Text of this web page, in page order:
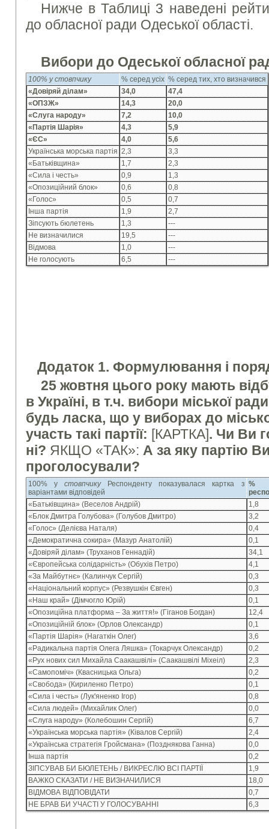
Нижче в Таблиці 3 наведені
до обласної ради Одеської області.
Вибори до Одеської обласної
100% у стовпчику % серед усіх % серед тих, хто визначився
«Довіряй ділам»
34,0
47,4
«ОПЗЖ»
14,3
20,0
«Слуга народу»
7,2
10,0
«Партія Шарія»
4,3
5,9
«ЄС»
4,0
5,6
Українська морська партія 2,3
3,3
«Батьківщина»
1,7
2,3
«Сила і честь»
0,9
1,3
«Опозиційний блок»
0,6
0,8
«Голос»
0,5
0,7
Інша партія
1,9
2,7
Зіпсують бюлетень
1,3
---
Не визначилися
19,5
---
Відмова
1,0
---
Не голосують
6,5 ---
Додаток 1. Формулювання і
25 жовтня цього року мають
в Україні, в т.ч. вибори міської
будь ласка, що у виборах до
участь такі партії: [КАРТКА]. Чи Ви
ні? ЯКЩО «ТАК»: А за яку партію
проголосували?
100% у стовпчику
Респонденту показувалася картка з
варіантами відповідей
%
«Батьківщина» (Веселов Андрій)
1,8
«Блок Дмитра Голубова» (Голубов Дмитро)
3,2
«Голос» (Делієва Наталя)
0,4
«Демократична сокира» (Мазур Анатолій)
0,1
«Довіряй ділам» (Труханов Геннадій)
34,1
«Європейська солідарність» (Обухів Петро)
4,1
«За Майбутнє» (Калинчук Сергій)
0,3
«Національний корпус» (Резвушкін Євген)
0,3
«Наш край» (Дімчогло Юрій)
0,1
«Опозиційна платформа – За життя!» (Гіганов Богдан)
12,4
«Опозиційній блок» (Орлов Олександр)
0,1
«Партія Шарія» (Нагаткін Олег)
3,6
«Радикальна партія Олега Ляшка» (Токарчук Олександр)
0,2
«Рух нових сил Михайла Саакашвілі» (Саакашвілі Міхеіл)
2,3
«Самопоміч» (Квасницька Ольга)
0,2
«Свобода» (Кириленко Петро)
0,1
«Сила і честь» (Лук'яненко Ігор)
0,8
«Сила людей» (Михайлик Олег)
0,0
«Слуга народу» (Колебошин Сергій)
6,7
«Українська морська партія» (Ківалов Сергій)
2,4
«Українська стратегія Гройсмана» (Позднякова Ганна)
0,0
Інша партія
0,2
ЗІПСУВАВ БИ БЮЛЕТЕНЬ / ВИКРЕСЛЮ ВСІ ПАРТІЇ
1,9
ВАЖКО СКАЗАТИ / НЕ ВИЗНАЧИЛИСЯ
18,0
ВІДМОВА ВІДПОВІДАТИ
0,7
НЕ БРАВ БИ УЧАСТІ У ГОЛОСУВАННІ
6,3